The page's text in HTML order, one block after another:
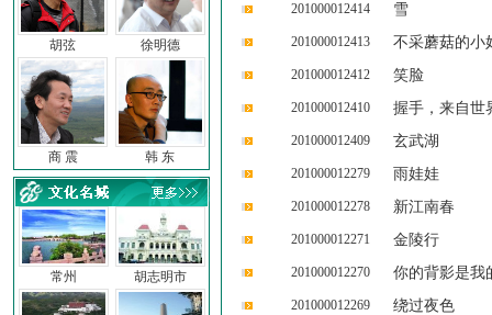
胡弦 徐明德
商 震 韩 东
常州 胡志明市
201000012414 雪
201000012413 不采蘑菇的小
201000012412 笑脸
201000012410 握手，来自世
201000012409 玄武湖
201000012279 雨娃娃
201000012278 新江南春
201000012271 金陵行
201000012270 你的背影是我
201000012269 绕过夜色